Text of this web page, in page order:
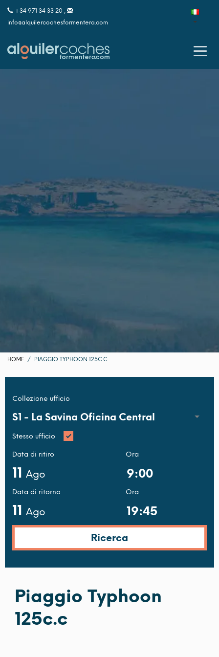
+34 971 34 33 20 ,
info@alquilercochesformentera.com
HOME PIAGGIO TYPHOON 125C.C
Collezione ufficio
S1 - La Savina Oficina Central
Stesso ufficio
Data di ritiro
11 Ago
Ora
Data di ritorno
11 Ago
Ora
Piaggio Typhoon
125c.c